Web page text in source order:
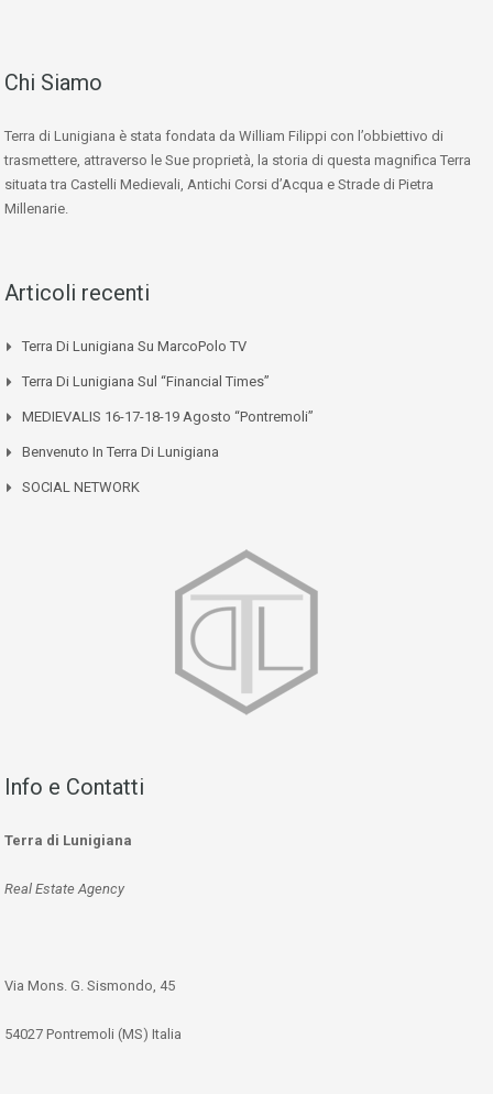
Chi Siamo
Terra di Lunigiana è stata fondata da William Filippi con l’obbiettivo di
trasmettere, attraverso le Sue proprietà, la storia di questa magnifica Terra
situata tra Castelli Medievali, Antichi Corsi d’Acqua e Strade di Pietra
Millenarie.
Articoli recenti
Terra Di Lunigiana Su MarcoPolo TV
Terra Di Lunigiana Sul “Financial Times”
MEDIEVALIS 16-17-18-19 Agosto “Pontremoli”
Benvenuto In Terra Di Lunigiana
SOCIAL NETWORK
Info e Contatti
Terra di Lunigiana
Real Estate Agency
Via Mons. G. Sismondo, 45
54027 Pontremoli (MS) Italia